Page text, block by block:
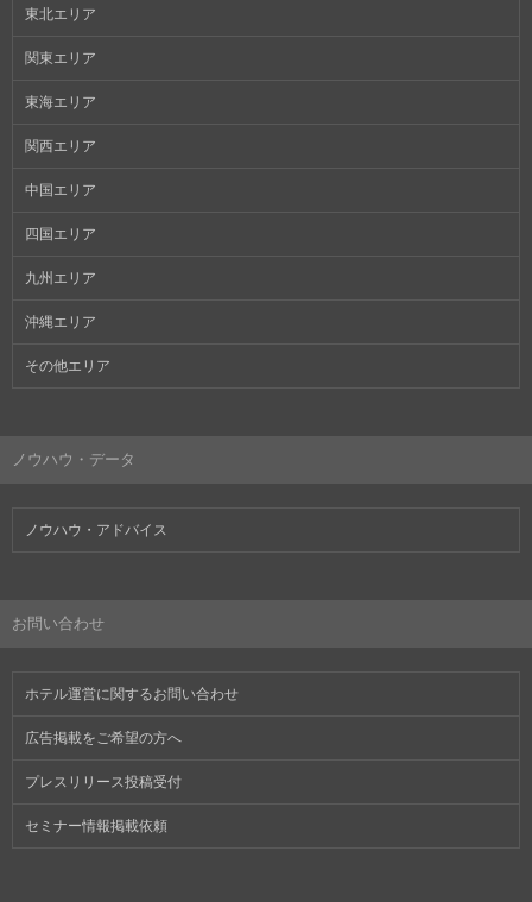
東北エリア
関東エリア
東海エリア
関西エリア
中国エリア
四国エリア
九州エリア
沖縄エリア
その他エリア
ノウハウ・データ
ノウハウ・アドバイス
お問い合わせ
ホテル運営に関するお問い合わせ
広告掲載をご希望の方へ
プレスリリース投稿受付
セミナー情報掲載依頼